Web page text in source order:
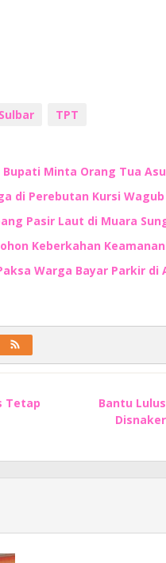
Sulbar TPT
Minta Orang Tua
di Perebutan Kursi
Pasir Laut di Muara
Keberkahan
Warga Bayar Parkir di
Tetap
Bantu